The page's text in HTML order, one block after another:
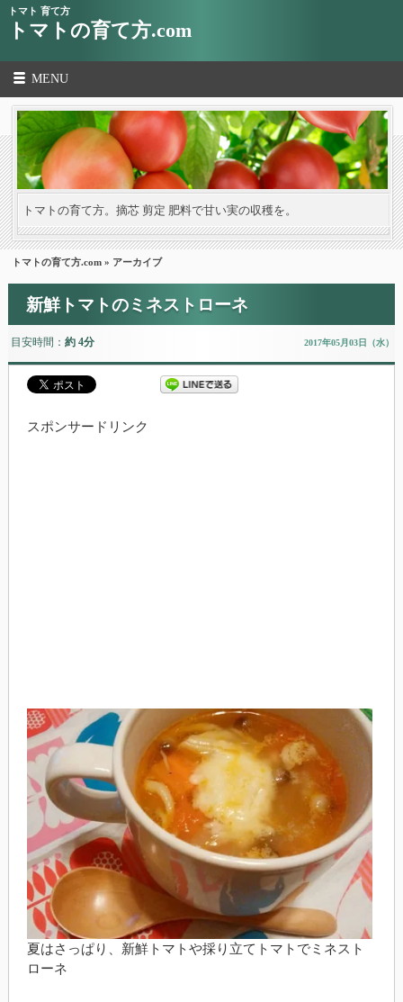
トマト 育て方
トマトの育て方.com
MENU
トマトの育て方。摘芯 剪定 肥料で甘い実の収穫を。
トマトの育て方.com » アーカイブ
新鮮トマトのミネストローネ
目安時間： 約 4分 2017年05月03日（水）
スポンサードリンク
夏はさっぱり、新鮮トマトや採り立てトマトでミネスト
ローネ